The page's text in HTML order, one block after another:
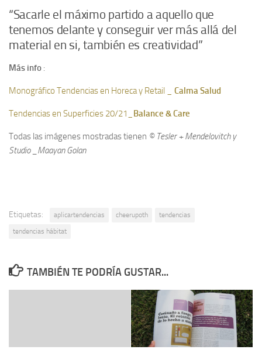
“Sacarle el máximo partido a aquello que
tenemos delante y conseguir ver más allá del
material en si, también es creatividad”
Más info :
Monográfico Tendencias en Horeca y Retail _ Calma Salud
Tendencias en Superficies 20/21_ Balance & Care
Todas las imágenes mostradas tienen © Tesler + Mendelovitch y
Studio _Maayan Golan
Etiquetas: aplicartendencias cheerupoth
tendencias
tendencias hábitat
TAMBIÉN TE PODRÍA GUSTAR...